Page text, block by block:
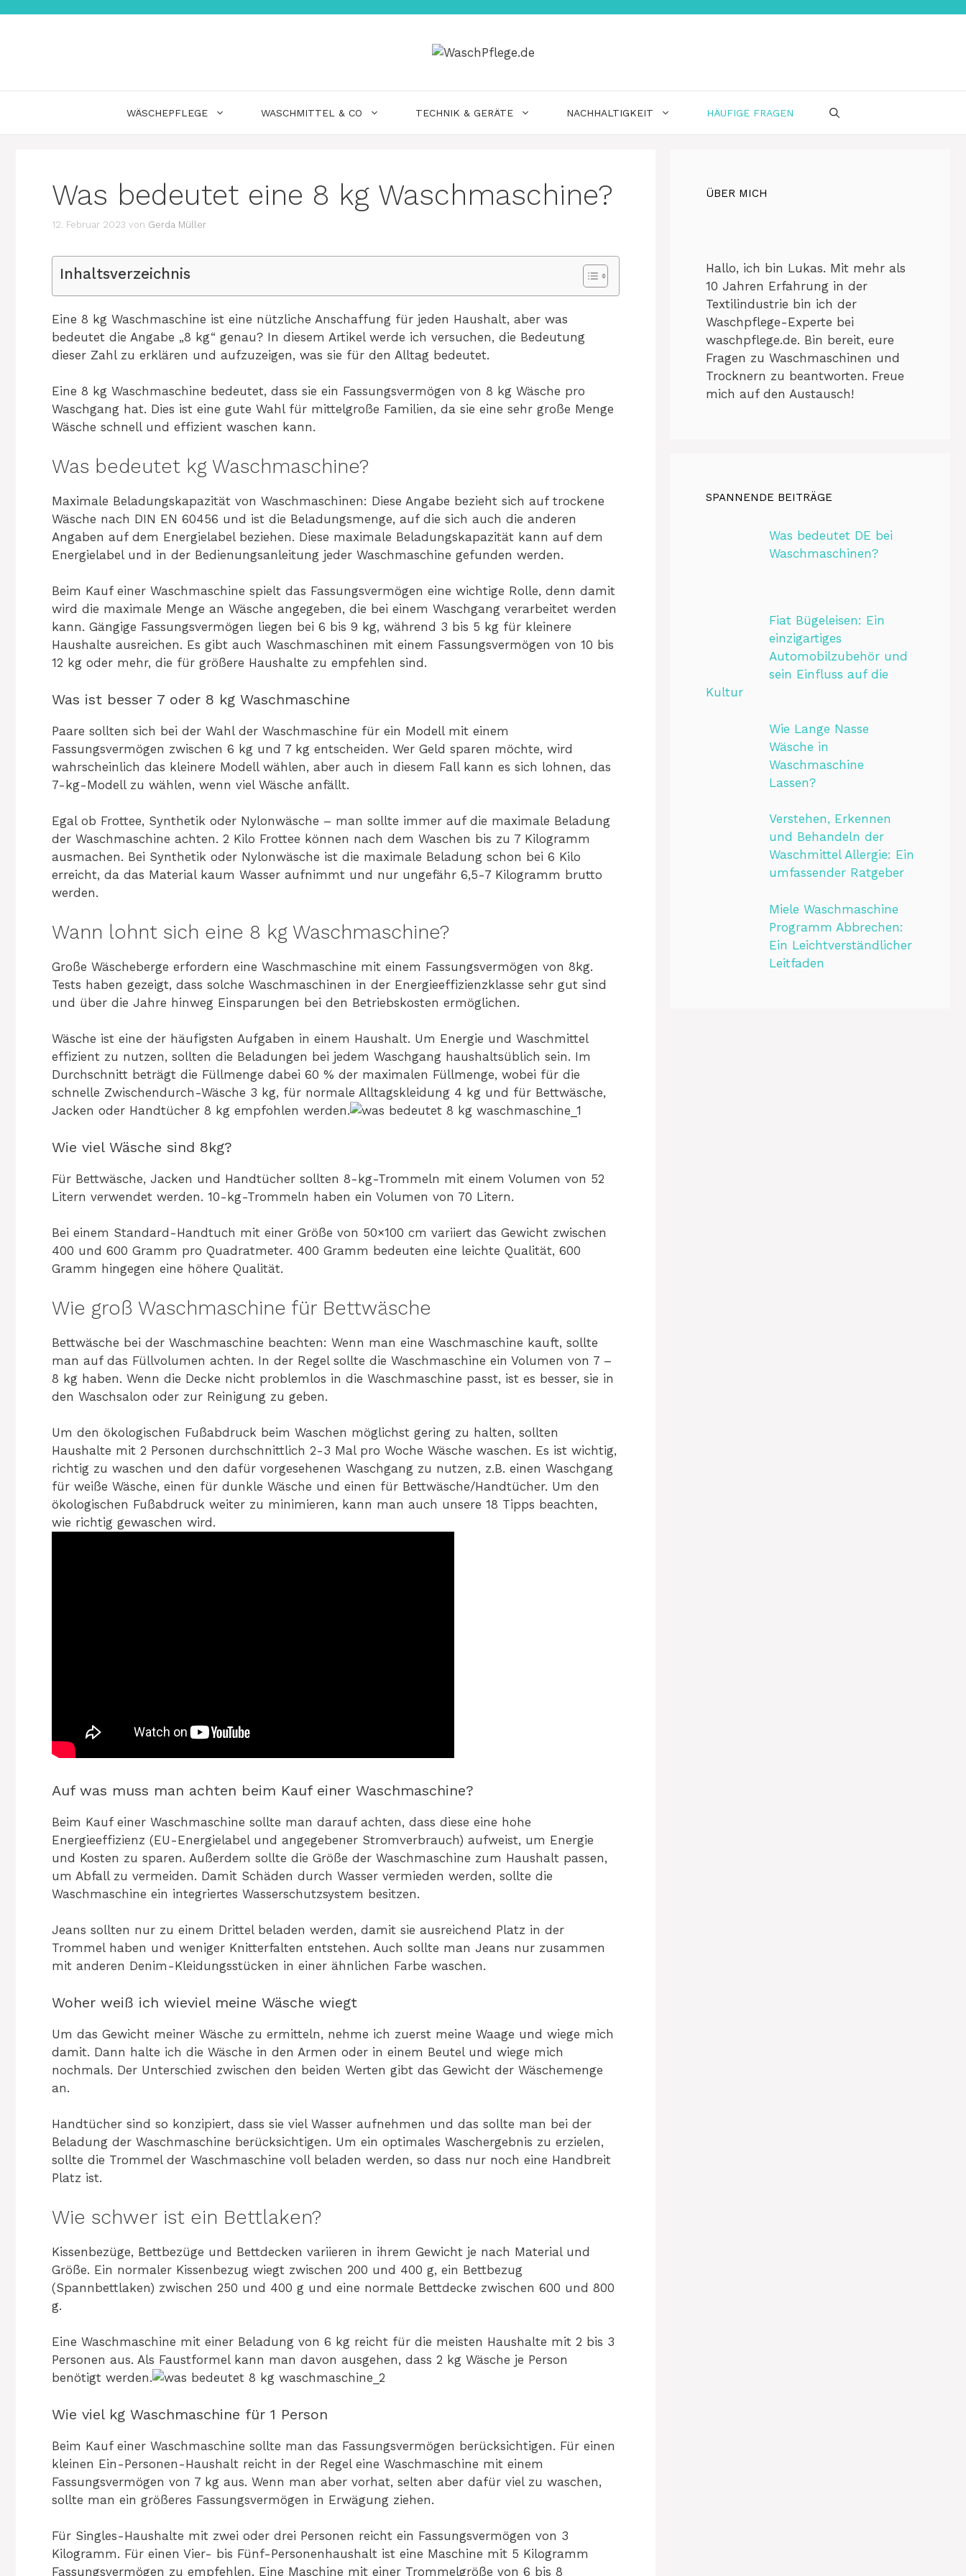
WÄSCHEPFLEGE WASCHMITTEL & CO TECHNIK & GERÄTE NACHHALTIGKEIT HÄUFIGE FRAGEN
Was bedeutet eine 8 kg Waschmaschine?
12. Februar 2023 von Gerda Müller
Inhaltsverzeichnis
Eine 8 kg Waschmaschine ist eine nützliche Anschaffung für jeden Haushalt, aber was
bedeutet die Angabe „8 kg“ genau? In diesem Artikel werde ich versuchen, die Bedeutung
dieser Zahl zu erklären und aufzuzeigen, was sie für den Alltag bedeutet.
Eine 8 kg Waschmaschine bedeutet, dass sie ein Fassungsvermögen von 8 kg Wäsche pro
Waschgang hat. Dies ist eine gute Wahl für mittelgroße Familien, da sie eine sehr große Menge
Wäsche schnell und effizient waschen kann.
Was bedeutet kg Waschmaschine?
Maximale Beladungskapazität von Waschmaschinen: Diese Angabe bezieht sich auf trockene
Wäsche nach DIN EN 60456 und ist die Beladungsmenge, auf die sich auch die anderen
Angaben auf dem Energielabel beziehen. Diese maximale Beladungskapazität kann auf dem
Energielabel und in der Bedienungsanleitung jeder Waschmaschine gefunden werden.
Beim Kauf einer Waschmaschine spielt das Fassungsvermögen eine wichtige Rolle, denn damit
wird die maximale Menge an Wäsche angegeben, die bei einem Waschgang verarbeitet werden
kann. Gängige Fassungsvermögen liegen bei 6 bis 9 kg, während 3 bis 5 kg für kleinere
Haushalte ausreichen. Es gibt auch Waschmaschinen mit einem Fassungsvermögen von 10 bis
12 kg oder mehr, die für größere Haushalte zu empfehlen sind.
Was ist besser 7 oder 8 kg Waschmaschine
Paare sollten sich bei der Wahl der Waschmaschine für ein Modell mit einem
Fassungsvermögen zwischen 6 kg und 7 kg entscheiden. Wer Geld sparen möchte, wird
wahrscheinlich das kleinere Modell wählen, aber auch in diesem Fall kann es sich lohnen, das
7-kg-Modell zu wählen, wenn viel Wäsche anfällt.
Egal ob Frottee, Synthetik oder Nylonwäsche – man sollte immer auf die maximale Beladung
der Waschmaschine achten. 2 Kilo Frottee können nach dem Waschen bis zu 7 Kilogramm
ausmachen. Bei Synthetik oder Nylonwäsche ist die maximale Beladung schon bei 6 Kilo
erreicht, da das Material kaum Wasser aufnimmt und nur ungefähr 6,5-7 Kilogramm brutto
werden.
Wann lohnt sich eine 8 kg Waschmaschine?
Große Wäscheberge erfordern eine Waschmaschine mit einem Fassungsvermögen von 8kg.
Tests haben gezeigt, dass solche Waschmaschinen in der Energieeffizienzklasse sehr gut sind
und über die Jahre hinweg Einsparungen bei den Betriebskosten ermöglichen.
Wäsche ist eine der häufigsten Aufgaben in einem Haushalt. Um Energie und Waschmittel
effizient zu nutzen, sollten die Beladungen bei jedem Waschgang haushaltsüblich sein. Im
Durchschnitt beträgt die Füllmenge dabei 60 % der maximalen Füllmenge, wobei für die
schnelle Zwischendurch-Wäsche 3 kg, für normale Alltagskleidung 4 kg und für Bettwäsche,
Jacken oder Handtücher 8 kg empfohlen werden.
Wie viel Wäsche sind 8kg?
Für Bettwäsche, Jacken und Handtücher sollten 8-kg-Trommeln mit einem Volumen von 52
Litern verwendet werden. 10-kg-Trommeln haben ein Volumen von 70 Litern.
Bei einem Standard-Handtuch mit einer Größe von 50×100 cm variiert das Gewicht zwischen
400 und 600 Gramm pro Quadratmeter. 400 Gramm bedeuten eine leichte Qualität, 600
Gramm hingegen eine höhere Qualität.
Wie groß Waschmaschine für Bettwäsche
Bettwäsche bei der Waschmaschine beachten: Wenn man eine Waschmaschine kauft, sollte
man auf das Füllvolumen achten. In der Regel sollte die Waschmaschine ein Volumen von 7 –
8 kg haben. Wenn die Decke nicht problemlos in die Waschmaschine passt, ist es besser, sie in
den Waschsalon oder zur Reinigung zu geben.
Um den ökologischen Fußabdruck beim Waschen möglichst gering zu halten, sollten
Haushalte mit 2 Personen durchschnittlich 2-3 Mal pro Woche Wäsche waschen. Es ist wichtig,
richtig zu waschen und den dafür vorgesehenen Waschgang zu nutzen, z.B. einen Waschgang
für weiße Wäsche, einen für dunkle Wäsche und einen für Bettwäsche/Handtücher. Um den
ökologischen Fußabdruck weiter zu minimieren, kann man auch unsere 18 Tipps beachten,
wie richtig gewaschen wird.
Auf was muss man achten beim Kauf einer Waschmaschine?
Beim Kauf einer Waschmaschine sollte man darauf achten, dass diese eine hohe
Energieeffizienz (EU-Energielabel und angegebener Stromverbrauch) aufweist, um Energie
und Kosten zu sparen. Außerdem sollte die Größe der Waschmaschine zum Haushalt passen,
um Abfall zu vermeiden. Damit Schäden durch Wasser vermieden werden, sollte die
Waschmaschine ein integriertes Wasserschutzsystem besitzen.
Jeans sollten nur zu einem Drittel beladen werden, damit sie ausreichend Platz in der
Trommel haben und weniger Knitterfalten entstehen. Auch sollte man Jeans nur zusammen
mit anderen Denim-Kleidungsstücken in einer ähnlichen Farbe waschen.
Woher weiß ich wieviel meine Wäsche wiegt
Um das Gewicht meiner Wäsche zu ermitteln, nehme ich zuerst meine Waage und wiege mich
damit. Dann halte ich die Wäsche in den Armen oder in einem Beutel und wiege mich
nochmals. Der Unterschied zwischen den beiden Werten gibt das Gewicht der Wäschemenge
an.
Handtücher sind so konzipiert, dass sie viel Wasser aufnehmen und das sollte man bei der
Beladung der Waschmaschine berücksichtigen. Um ein optimales Waschergebnis zu erzielen,
sollte die Trommel der Waschmaschine voll beladen werden, so dass nur noch eine Handbreit
Platz ist.
Wie schwer ist ein Bettlaken?
Kissenbezüge, Bettbezüge und Bettdecken variieren in ihrem Gewicht je nach Material und
Größe. Ein normaler Kissenbezug wiegt zwischen 200 und 400 g, ein Bettbezug
(Spannbettlaken) zwischen 250 und 400 g und eine normale Bettdecke zwischen 600 und 800
g.
Eine Waschmaschine mit einer Beladung von 6 kg reicht für die meisten Haushalte mit 2 bis 3
Personen aus. Als Faustformel kann man davon ausgehen, dass 2 kg Wäsche je Person
benötigt werden.
Wie viel kg Waschmaschine für 1 Person
Beim Kauf einer Waschmaschine sollte man das Fassungsvermögen berücksichtigen. Für einen
kleinen Ein-Personen-Haushalt reicht in der Regel eine Waschmaschine mit einem
Fassungsvermögen von 7 kg aus. Wenn man aber vorhat, selten aber dafür viel zu waschen,
sollte man ein größeres Fassungsvermögen in Erwägung ziehen.
Für Singles-Haushalte mit zwei oder drei Personen reicht ein Fassungsvermögen von 3
Kilogramm. Für einen Vier- bis Fünf-Personenhaushalt ist eine Maschine mit 5 Kilogramm
Fassungsvermögen zu empfehlen. Eine Maschine mit einer Trommelgröße von 6 bis 8
ÜBER MICH
Hallo, ich bin Lukas. Mit mehr als
10 Jahren Erfahrung in der
Textilindustrie bin ich der
Waschpflege-Experte bei
waschpflege.de. Bin bereit, eure
Fragen zu Waschmaschinen und
Trocknern zu beantworten. Freue
mich auf den Austausch!
SPANNENDE BEITRÄGE
Was bedeutet DE bei
Waschmaschinen?
Fiat Bügeleisen: Ein
einzigartiges
Automobilzubehör und
sein Einfluss auf die
Kultur
Wie Lange Nasse
Wäsche in
Waschmaschine
Lassen?
Verstehen, Erkennen
und Behandeln der
Waschmittel Allergie: Ein
umfassender Ratgeber
Miele Waschmaschine
Programm Abbrechen:
Ein Leichtverständlicher
Leitfaden